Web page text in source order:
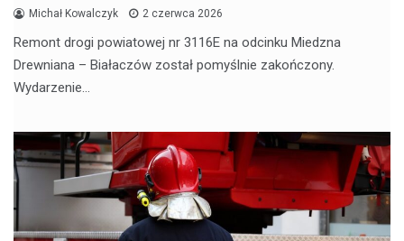
Michał Kowalczyk 2 czerwca 2026
Remont drogi powiatowej nr 3116E na odcinku Miedzna
Drewniana – Białaczów został pomyślnie zakończony.
Wydarzenie…